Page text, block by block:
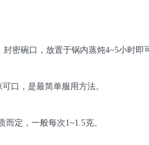
密碗口，放置于锅内蒸炖4~5小时即
口，是最简单服用方法。
定，一般每次1~1.5克。